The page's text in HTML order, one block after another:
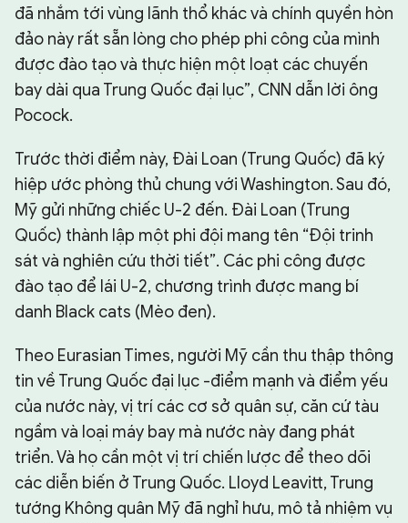
đã nhắm tới vùng lãnh thổ khác và chính quyền hòn
đảo này rất sẵn lòng cho phép phi công của mình
được đào tạo và thực hiện một loạt các chuyến
bay dài qua Trung Quốc đại lục”, CNN dẫn lời ông
Pocock.
Trước thời điểm này, Đài Loan (Trung Quốc) đã ký
hiệp ước phòng thủ chung với Washington. Sau đó,
Mỹ gửi những chiếc U-2 đến. Đài Loan (Trung
Quốc) thành lập một phi đội mang tên “Đội trinh
sát và nghiên cứu thời tiết”. Các phi công được
đào tạo để lái U-2, chương trình được mang bí
danh Black cats (Mèo đen).
Theo Eurasian Times, người Mỹ cần thu thập thông
tin về Trung Quốc đại lục -điểm mạnh và điểm yếu
của nước này, vị trí các cơ sở quân sự, căn cứ tàu
ngầm và loại máy bay mà nước này đang phát
triển. Và họ cần một vị trí chiến lược để theo dõi
các diễn biến ở Trung Quốc. Lloyd Leavitt, Trung
tướng Không quân Mỹ đã nghỉ hưu, mô tả nhiệm vụ